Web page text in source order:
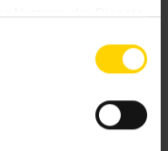
Nutzung der Dienste